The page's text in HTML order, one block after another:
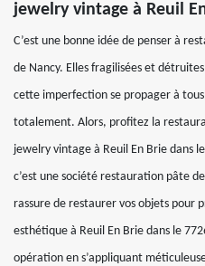
jewelry vintage à Reuil
C’est une bonne idée de penser à
de Nancy. Elles fragilisées et
cette imperfection se propager à
totalement. Alors, profitez la
jewelry vintage à Reuil En Brie dans
c’est une société restauration pâte
rassure de restaurer vos objets pour
esthétique à Reuil En Brie dans le
opération en s’appliquant